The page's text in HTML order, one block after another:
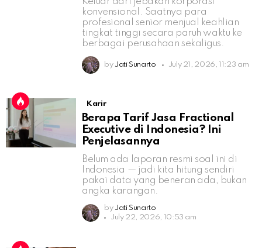
konvensional. Saatnya para
profesional senior menjual keahlian
tingkat tinggi secara paruh waktu ke
berbagai perusahaan sekaligus.
by Jati Sunarto July 21, 2026, 11:23 am
Karir
Berapa Tarif Jasa Fractional
Executive di Indonesia? Ini
Penjelasannya
Belum ada laporan resmi soal ini di
Indonesia — jadi kita hitung sendiri
pakai data yang beneran ada, bukan
angka karangan.
by Jati Sunarto
July 22, 2026, 10:53 am